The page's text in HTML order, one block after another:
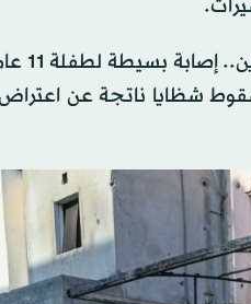
وجاء في بيان
شظايا ناتجة عن